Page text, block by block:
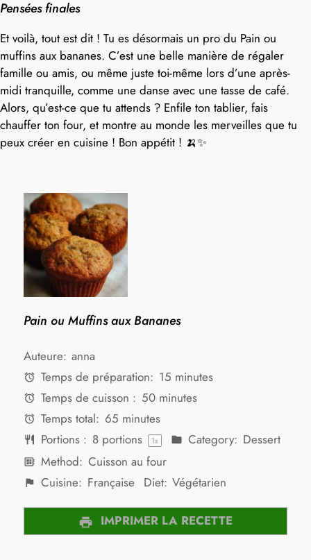
Pensées finales
Et voilà, tout est dit ! Tu es désormais un pro du Pain ou
muffins aux bananes. C’est une belle manière de régaler
famille ou amis, ou même juste toi-même lors d’une après-
midi tranquille, comme une danse avec une tasse de café.
Alors, qu’est-ce que tu attends ? Enfile ton tablier, fais
chauffer ton four, et montre au monde les merveilles que tu
peux créer en cuisine ! Bon appétit ! 🍌✨
Pain ou Muffins aux Bananes
Auteure: anna
Temps de préparation: 15 minutes
Temps de cuisson : 50 minutes
Temps total: 65 minutes
Portions : 8portions 1x Category: Dessert
Method: Cuisson au four
Cuisine: Française Diet: Végétarien
IMPRIMER LA RECETTE